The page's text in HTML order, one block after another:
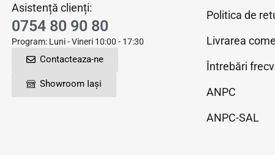
Asistență clienți:
0754 80 90 80
Program: Luni - Vineri 10:00 - 17:30
Contacteaza-ne
Showroom Iași
Politica de
Livrarea
Întrebări
ANPC
ANPC-SAL